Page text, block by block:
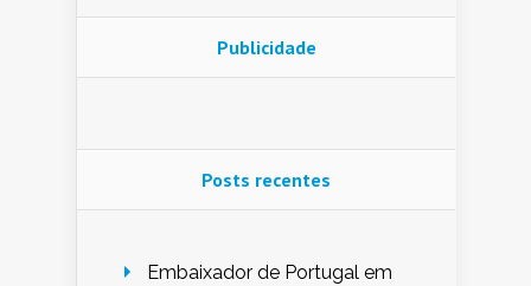
Publicidade
Posts recentes
Embaixador de Portugal em